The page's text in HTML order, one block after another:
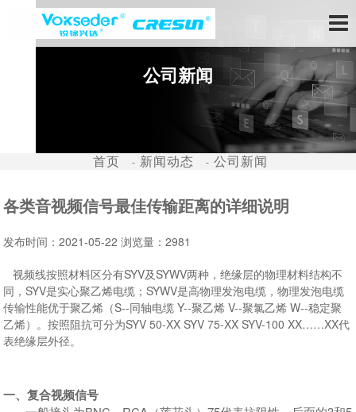
公司新闻
首页 新闻动态 公司新闻
各类音视频信号最佳传输距离的详细说明
发布时间：2021-05-22 浏览量：2981
视频线按照材料区分有SYV及SYWV两种，绝缘层的物理材料结构不
同，SYV是实心聚乙烯电缆；SYWV是高物理发泡电缆，物理发泡电缆
传输性能优于聚乙烯（S--同轴电缆 Y--聚乙烯 V--聚氯乙烯 W--稳定聚
乙烯）。按照阻抗可分为SYV 50-XX SYV 75-XX SYV-100 XX……XX代
表绝缘层外径。
一、复合视频信号